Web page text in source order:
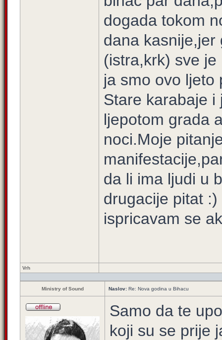
dogada tokom
dana kasnije,jer
(istra,krk) sve
ja smo ovo ljeto
Stare karabaje i
ljepotom grada
noci.Moje
da li ima ljudi u
drugacije pitat
ispricavam se
Vrh
Ministry of Sound Naslov: Re: Nova godina u Bihacu
Samo da te
koji su se prije